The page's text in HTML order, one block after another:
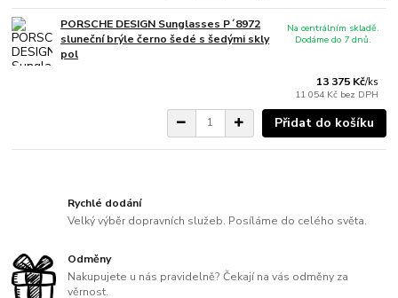
PORSCHE DESIGN Sunglasses P´8972
sluneční brýle černo šedé s šedými skly
pol
13 375 Kč/ks
11 054 Kč bez DPH
Na centrálním skladě.
Dodáme do 7 dnů.
Přidat do košíku
Rychlé dodání
Velký výběr dopravních služeb. Posíláme do celého světa.
Odměny
Nakupujete u nás pravidelně? Čekají na vás odměny za
věrnost.